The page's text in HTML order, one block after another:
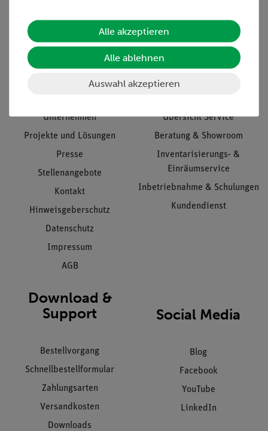
Nach oben
Informationen
Unternehmen
Projekte und Lösungen
Presse
Stellenangebote
Kontakt
Hinweisgeberschutz
Datenschutz
Impressum
AGB
Service
Übersicht Service
Beratung & Showroom
Inventarisierungs- &
Einräumservice
Inbetriebnahme & Schulungen
Kundendienst
Download &
Support
Bestellvorgang
Schnellbestellformular
Zahlungsarten
Versandkosten
Downloads
Social Media
Blog
Facebook
YouTube
LinkedIn
Alle akzeptieren
Alle ablehnen
Auswahl akzeptieren